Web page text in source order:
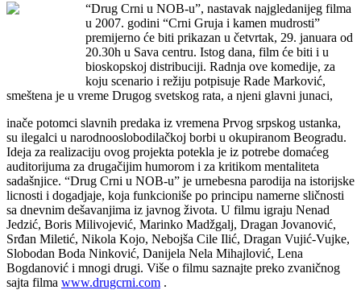
“Drug Crni u NOB-u”, nastavak najgledanijeg filma
u 2007. godini “Crni Gruja i kamen mudrosti”
premijerno će biti prikazan u četvrtak, 29. januara od
20.30h u Sava centru. Istog dana, film će biti i u
bioskopskoj distribuciji. Radnja ove komedije, za
koju scenario i režiju potpisuje Rade Marković,
smeštena je u vreme Drugog svetskog rata, a njeni glavni junaci,
inače potomci slavnih predaka iz vremena Prvog srpskog ustanka,
su ilegalci u narodnooslobodilačkoj borbi u okupiranom Beogradu.
Ideja za realizaciju ovog projekta potekla je iz potrebe domaćeg
auditorijuma za drugačijim humorom i za kritikom mentaliteta
sadašnjice. “Drug Crni u NOB-u” je urnebesna parodija na istorijske
licnosti i dogadjaje, koja funkcioniše po principu namerne sličnosti
sa dnevnim dešavanjima iz javnog života. U filmu igraju Nenad
Jedzić, Boris Milivojević, Marinko Madžgalj, Dragan Jovanović,
Srđan Miletić, Nikola Kojo, Nebojša Cile Ilić, Dragan Vujić-Vujke,
Slobodan Boda Ninković, Danijela Nela Mihajlović, Lena
Bogdanović i mnogi drugi. Više o filmu saznajte preko zvaničnog
sajta filma www.drugcrni.com .